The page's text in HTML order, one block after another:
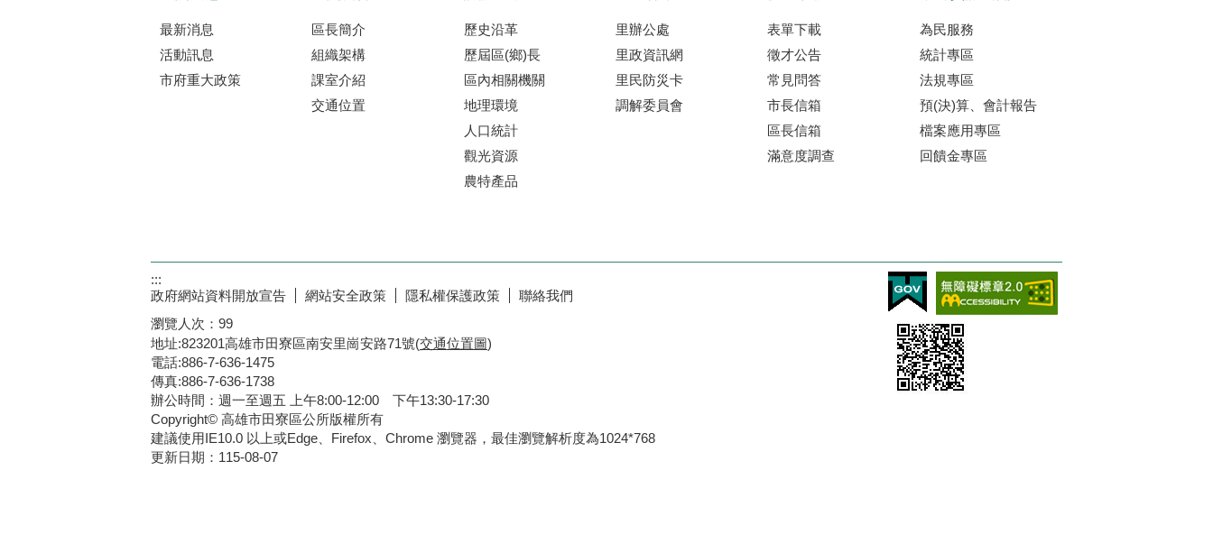
最新消息
活動訊息
市府重大政策
區長簡介
組織架構
課室介紹
交通位置
歷史沿革
歷屆區(鄉)長
區內相關機關
地理環境
人口統計
觀光資源
農特產品
里辦公處
里政資訊網
里民防災卡
調解委員會
表單下載
徵才公告
常見問答
市長信箱
區長信箱
滿意度調查
為民服務
統計專區
法規專區
預(決)算、會計報告
檔案應用專區
回饋金專區
:::
政府網站資料開放宣告
網站安全政策 隱私權保護政策
聯絡我們
瀏覽人次： 99
地址:823201高雄市田寮區南安里崗安路71號(交通位置圖)
電話:886-7-636-1475
傳真:886-7-636-1738
辦公時間：週一至週五 上午8:00-12:00 下午13:30-17:30
Copyright© 高雄市田寮區公所版權所有
建議使用IE10.0 以上或Edge、Firefox、Chrome 瀏覽器，最佳瀏覽解析度為1024*768
更新日期： 115-08-07